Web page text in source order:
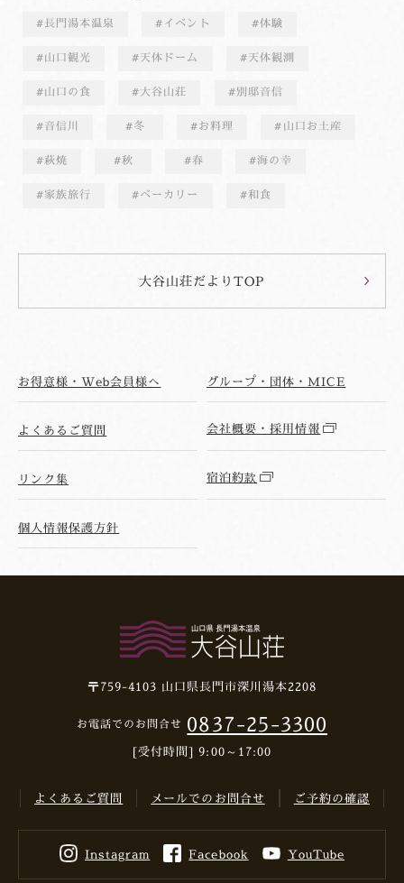
長門湯本温泉 イベント 体験
山口観光 天体ドーム 天体観測
山口の食 大谷山荘 別邸音信
音信川 冬 お料理 山口お土産
萩焼 秋 春 海の幸
家族旅行 ベーカリー 和食
大谷山荘だよりTOP
お得意様・Web会員様へ グループ・団体・MICE
よくあるご質問 会社概要・採用情報
リンク集 宿泊約款
個人情報保護方針
〒759-4103 山口県長門市深川湯本2208
お電話でのお問合せ 0837-25-3300
[受付時間] 9:00～17:00
よくあるご質問 メールでのお問合せ ご予約の確認
Instagram Facebook YouTube